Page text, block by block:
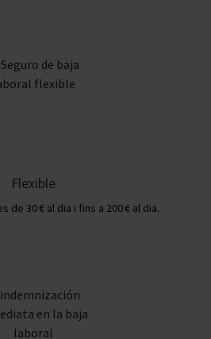
Flexible
de 30 € al dia i fins a 200 € al dia.